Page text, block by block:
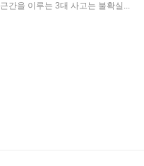
근간을 이루는 3대 사고는 불확실...